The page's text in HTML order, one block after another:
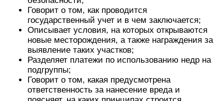
Говорит о том, как проводится
государственный учет и в чем заключается;
Описывает условия, на которых открываются
новые месторождения, а также награждения за
выявление таких участков;
Разделяет платежи по использованию недр на
подгруппы;
Говорит о том, какая предусмотрена
ответственность за нанесение вреда и